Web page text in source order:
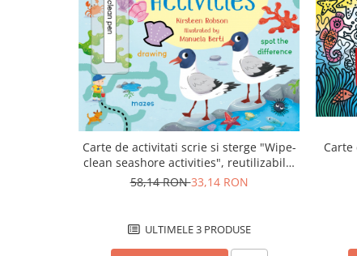
Carte de activitati scrie si sterge "Wipe-
clean seashore activities", reutilizabila,
Usborne
58,14 RON33,14 RON
ULTIMELE 3 PRODUSE